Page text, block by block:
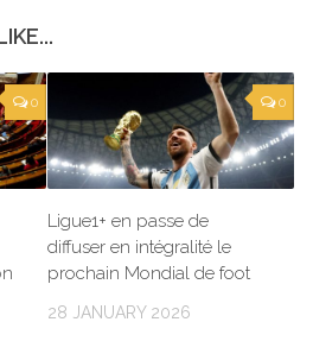
0 0
Ligue1+ en passe de
diffuser en intégralité le
prochain Mondial de foot
28 JANUARY 2026